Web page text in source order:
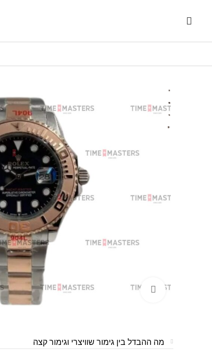
לחצו להגדלה
מה ההבדל בין גימור שוויצרי וגימור קצה